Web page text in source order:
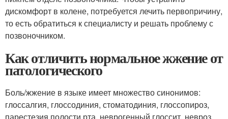
дискомфорт в колене, потребуется лечить первопричину,
то есть обратиться к специалисту и решать проблему с
позвоночником.
Как отличить нормальное жжение от
патологического
Боль/жжение в языке имеет множество синонимов:
глоссалгия, глоссодиния, стоматодиния, глоссопироз,